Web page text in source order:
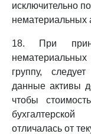
исключительно
нематериальных
18. При
группу,
данные активы
чтобы
отличалась от